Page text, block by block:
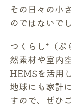
その日々の小
のではないで
つくらし⁺（ぷ
然素材や室内
HEMSを活用
地球にも家計
すので、ぜひ